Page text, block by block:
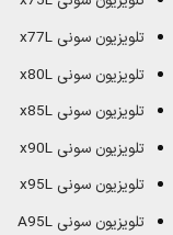
تلویزیون سونی x77L
تلویزیون سونی x80L
تلویزیون سونی x85L
تلویزیون سونی x90L
تلویزیون سونی x95L
تلویزیون سونی A95L